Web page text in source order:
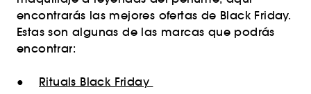
encontrarás las mejores ofertas de Black Friday.
Estas son algunas de las marcas que podrás
encontrar:
● Rituals Black Friday